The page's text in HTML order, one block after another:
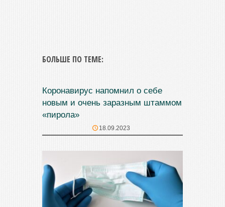
БОЛЬШЕ ПО ТЕМЕ:
Коронавирус напомнил о себе
новым и очень заразным штаммом
«пирола»
18.09.2023